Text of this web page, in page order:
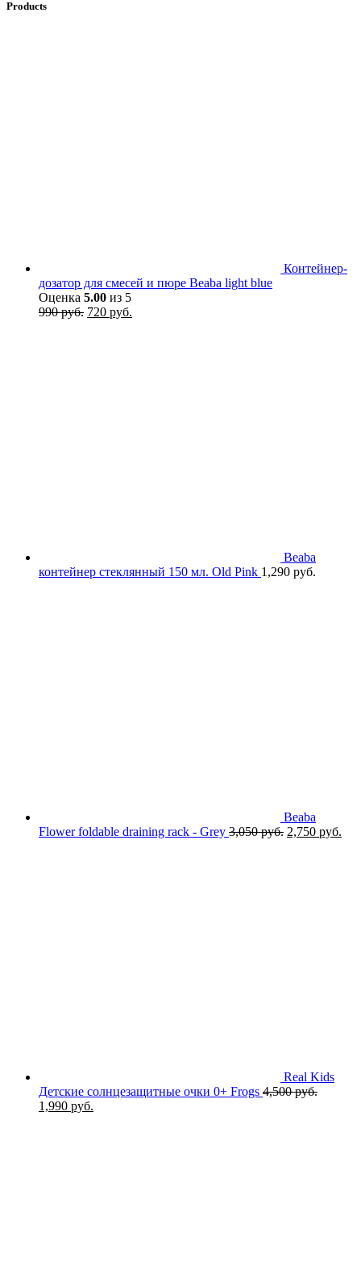
Products
Контейнер-
дозатор для смесей и пюре Beaba light blue
Оценка 5.00 из 5
990руб. Первоначальная
720 руб.
Beaba
контейнер стеклянный 150 мл. Old Pink 1,290 руб.
Beaba
Flower foldable draining rack - Grey 3,050руб. 2,750 руб.
Real Kids
Детские солнцезащитные очки 0+ Frogs 4,500руб.
Первоначальная
1,990 руб.